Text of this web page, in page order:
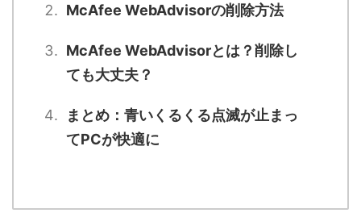
McAfee WebAdvisorの削除方法
McAfee WebAdvisorとは？削除し
ても大丈夫？
まとめ：青いくるくる点滅が止まっ
てPCが快適に